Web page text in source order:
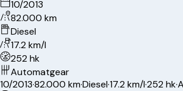
10/2013
82.000 km
Diesel
17.2 km/l
252 hk
Automatgear
10/2013·82.000 km·Diesel·17.2 km/l·252 hk·